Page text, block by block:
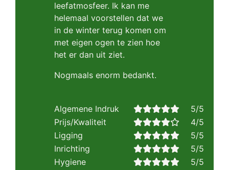
leefatmosfeer. Ik kan me
helemaal voorstellen dat we
in de winter terug komen om
met eigen ogen te zien hoe
het er dan uit ziet.
Nogmaals enorm bedankt.
Algemene Indruk
5/5
Prijs/Kwaliteit
4/5
Ligging
5/5
Inrichting
5/5
Hygiene
5/5